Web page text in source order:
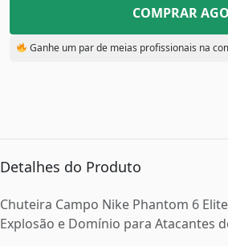
COMPRAR
Ganhe um par de meias profissionais na
Detalhes do Produto
Chuteira Campo Nike Phantom 6
Explosão e Domínio para Atacantes